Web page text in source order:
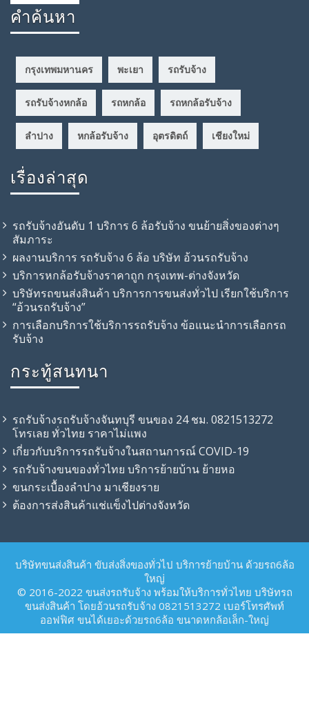
คำค้นหา
กรุงเทพมหานคร พะเยา รถรับจ้าง
รถรับจ้างหกล้อ รถหกล้อ รถหกล้อรับจ้าง
ลำปาง หกล้อรับจ้าง อุตรดิตถ์ เชียงใหม่
เรื่องล่าสุด
รถรับจ้างอันดับ 1 บริการ 6 ล้อรับจ้าง ขนย้ายสิ่งของต่างๆ
สัมภาระ
ผลงานบริการ รถรับจ้าง 6 ล้อ บริษัท อ้วนรถรับจ้าง
บริการหกล้อรับจ้างราคาถูก กรุงเทพ-ต่างจังหวัด
บริษัทรถขนส่งสินค้า บริการการขนส่งทั่วไป เรียกใช้บริการ
“อ้วนรถรับจ้าง”
การเลือกบริการใช้บริการรถรับจ้าง ข้อแนะนำการเลือกรถ
รับจ้าง
กระทู้สนทนา
รถรับจ้างรถรับจ้างจันทบุรี ขนของ 24 ชม. 0821513272
โทรเลย ทั่วไทย ราคาไม่แพง
เกี่ยวกับบริการรถรับจ้างในสถานการณ์ COVID-19
รถรับจ้าง​ขนของทั่วไทย บริการย้ายบ้าน ย้ายหอ
ขนกระเบื้องลำปาง มาเชียงราย
ต้องการส่งสินค้าแช่แข็งไปต่างจังหวัด
บริษัทขนส่งสินค้า ขับส่งสิ่งของทั่วไป บริการย้ายบ้าน ด้วยรถ6ล้อ
ใหญ่
© 2016-2022 ขนส่งรถรับจ้าง พร้อมให้บริการทั่วไทย บริษัทรถ
ขนส่งสินค้า โดยอ้วนรถรับจ้าง 0821513272 เบอร์โทรศัพท์
ออฟฟิศ ขนได้เยอะด้วยรถ6ล้อ ขนาดหกล้อเล็ก-ใหญ่